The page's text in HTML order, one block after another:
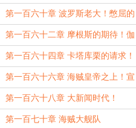
勋制度！
第一百六十章 波罗斯老大！憋屈的
凯多！
第一百六十二章 摩根斯的期待！伽
治的条件！
第一百六十四章 卡塔库栗的请求！
家人！
第一百六十六章 海贼皇帝之上！宣
战！
第一百六十八章 大新闻时代！
第一百七十章 海贼大舰队